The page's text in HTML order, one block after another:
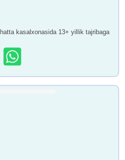
kasalxonasida 13+ yillik tajribaga